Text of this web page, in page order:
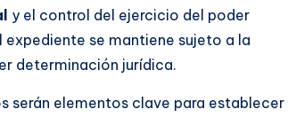
y el control del ejercicio del poder
expediente se mantiene sujeto a la
determinación jurídica.
serán elementos clave para establecer